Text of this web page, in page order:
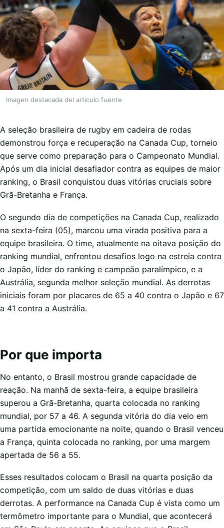
Imagen destacada del articulo fuente
A seleção brasileira de rugby em cadeira de rodas
demonstrou força e recuperação na Canada Cup, torneio
que serve como preparação para o Campeonato Mundial.
Após um dia inicial desafiador contra as equipes de maior
ranking, o Brasil conquistou duas vitórias cruciais sobre
Grã-Bretanha e França.
O segundo dia de competições na Canada Cup, realizado
na sexta-feira (05), marcou uma virada positiva para a
equipe brasileira. O time, atualmente na oitava posição do
ranking mundial, enfrentou desafios logo na estreia contra
o Japão, líder do ranking e campeão paralímpico, e a
Austrália, segunda melhor seleção mundial. As derrotas
iniciais foram por placares de 65 a 40 contra o Japão e 67
a 41 contra a Austrália.
Por que importa
No entanto, o Brasil mostrou grande capacidade de
reação. Na manhã de sexta-feira, a equipe brasileira
superou a Grã-Bretanha, quarta colocada no ranking
mundial, por 57 a 46. A segunda vitória do dia veio em
uma partida emocionante na noite, quando o Brasil venceu
a França, quinta colocada no ranking, por uma margem
apertada de 56 a 55.
Esses resultados colocam o Brasil na quarta posição da
competição, com um saldo de duas vitórias e duas
derrotas. A performance na Canada Cup é vista como um
termômetro importante para o Mundial, que acontecerá